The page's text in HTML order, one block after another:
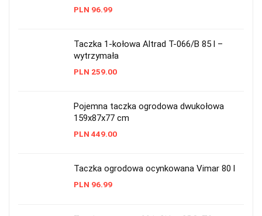
PLN 96.99
Taczka 1-kołowa Altrad T-066/B 85 l –
wytrzymała
PLN 259.00
Pojemna taczka ogrodowa dwukołowa
159x87x77 cm
PLN 449.00
Taczka ogrodowa ocynkowana Vimar 80 l
PLN 96.99